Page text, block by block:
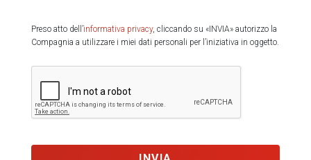
Preso atto dell’informativa privacy, cliccando su «INVIA» autorizzo la
Compagnia a utilizzare i miei dati personali per l’iniziativa in oggetto.